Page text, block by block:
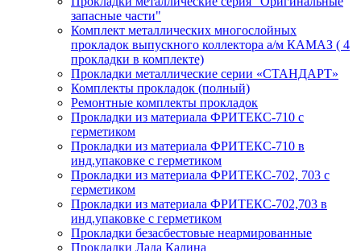
запасные части"
Комплект металлических многослойных
прокладок выпускного коллектора а/м КАМАЗ ( 4
прокладки в комплекте)
Прокладки металлические серии «СТАНДАРТ»
Комплекты прокладок (полный)
Ремонтные комплекты прокладок
Прокладки из материала ФРИТЕКС-710 с
герметиком
Прокладки из материала ФРИТЕКС-710 в
инд.упаковке с герметиком
Прокладки из материала ФРИТЕКС-702, 703 с
герметиком
Прокладки из материала ФРИТЕКС-702,703 в
инд.упаковке с герметиком
Прокладки безасбестовые неармированные
Прокладки Лада Калина